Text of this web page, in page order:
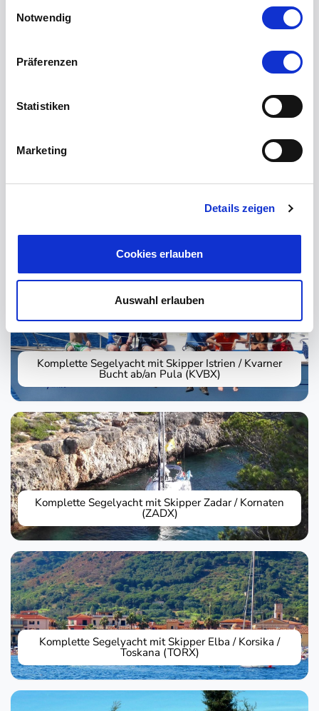
Notwendig
Präferenzen
Statistiken
Marketing
Details zeigen
Cookies erlauben
Auswahl erlauben
(DALX)
Komplette Segelyacht mit Skipper Istrien / Kvarner
Bucht ab/an Pula (KVBX)
Komplette Segelyacht mit Skipper Zadar / Kornaten
(ZADX)
Komplette Segelyacht mit Skipper Elba / Korsika /
Toskana (TORX)